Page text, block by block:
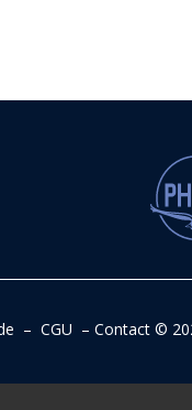
– CGU – Contact©